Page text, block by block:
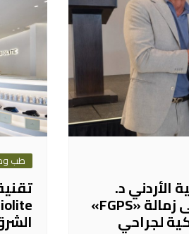
الأردني د.
يمان التل يحصل على زمالة «FGPS»
لجراحي
طب